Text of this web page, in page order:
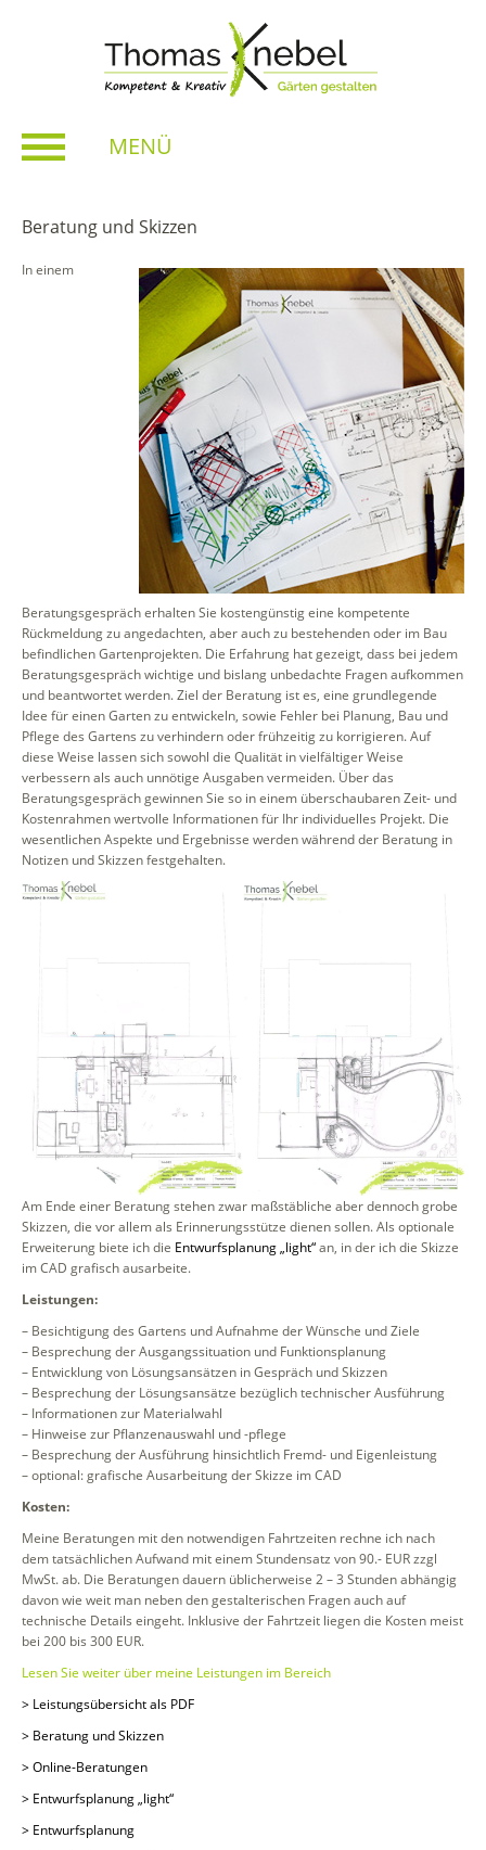
MENÜ
Beratung und Skizzen
In einem
Beratungsgespräch erhalten Sie kostengünstig eine kompetente
Rückmeldung zu angedachten, aber auch zu bestehenden oder im Bau
befindlichen Gartenprojekten. Die Erfahrung hat gezeigt, dass bei jedem
Beratungsgespräch wichtige und bislang unbedachte Fragen aufkommen
und beantwortet werden. Ziel der Beratung ist es, eine grundlegende
Idee für einen Garten zu entwickeln, sowie Fehler bei Planung, Bau und
Pflege des Gartens zu verhindern oder frühzeitig zu korrigieren. Auf
diese Weise lassen sich sowohl die Qualität in vielfältiger Weise
verbessern als auch unnötige Ausgaben vermeiden. Über das
Beratungsgespräch gewinnen Sie so in einem überschaubaren Zeit- und
Kostenrahmen wertvolle Informationen für Ihr individuelles Projekt. Die
wesentlichen Aspekte und Ergebnisse werden während der Beratung in
Notizen und Skizzen festgehalten.
Am Ende einer Beratung stehen zwar maßstäbliche aber dennoch grobe
Skizzen, die vor allem als Erinnerungsstütze dienen sollen. Als optionale
Erweiterung biete ich die Entwurfsplanung „light“an, in der ich die Skizze
im CAD grafisch ausarbeite.
Leistungen:
– Besichtigung des Gartens und Aufnahme der Wünsche und Ziele
– Besprechung der Ausgangssituation und Funktionsplanung
– Entwicklung von Lösungsansätzen in Gespräch und Skizzen
– Besprechung der Lösungsansätze bezüglich technischer Ausführung
– Informationen zur Materialwahl
– Hinweise zur Pflanzenauswahl und -pflege
– Besprechung der Ausführung hinsichtlich Fremd- und Eigenleistung
– optional: grafische Ausarbeitung der Skizze im CAD
Kosten:
Meine Beratungen mit den notwendigen Fahrtzeiten rechne ich nach
dem tatsächlichen Aufwand mit einem Stundensatz von 90.- EUR zzgl
MwSt. ab. Die Beratungen dauern üblicherweise 2 – 3 Stunden abhängig
davon wie weit man neben den gestalterischen Fragen auch auf
technische Details eingeht. Inklusive der Fahrtzeit liegen die Kosten meist
bei 200 bis 300 EUR.
Lesen Sie weiter über meine Leistungen im Bereich
> Leistungsübersicht als PDF
> Beratung und Skizzen
> Online-Beratungen
> Entwurfsplanung „light“
> Entwurfsplanung